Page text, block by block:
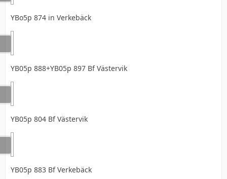
YBo5p 874 in Verkebäck
YB05p 888+YB05p 897 Bf Västervik
YB05p 804 Bf Västervik
YB05p 883 Bf Verkebäck